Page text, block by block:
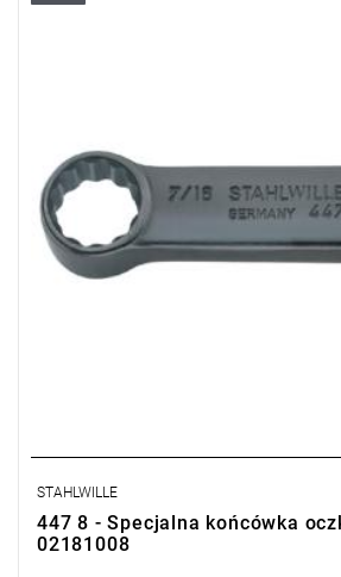
STAHLWILLE
447 8 - Specjalna końcówka
02181008